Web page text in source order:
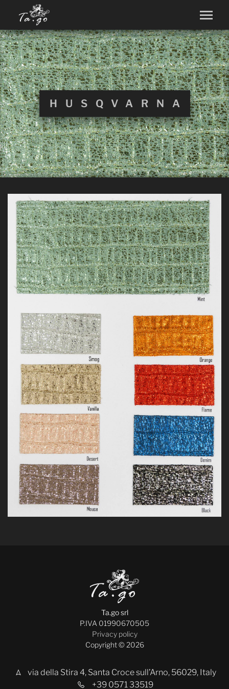
HUSQVARNA
Ta.go srl
P.IVA 01990670505
Privacy policy
Copyright © 2026
via della Stira 4, Santa Croce sull’Arno, 56029, Italy
+39 0571 33519